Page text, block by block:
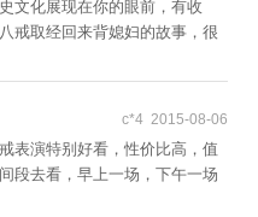
文化展现在你的眼前，有收
戒取经回来背媳妇的故事，很
c*4 2015-08-06
表演特别好看，性价比高，值
段去看，早上一场，下午一场